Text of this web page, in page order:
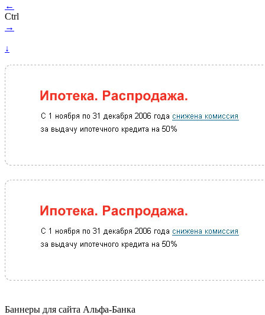
←
Ctrl
→
↓
Баннеры для сайта Альфа-Банка